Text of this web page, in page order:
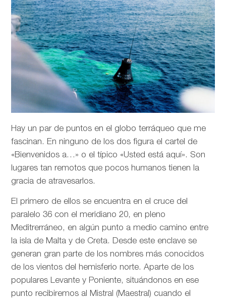
Hay un par de puntos en el globo terráqueo que me
fascinan. En ninguno de los dos figura el cartel de
«Bienvenidos a…» o el típico «Usted está aquí». Son
lugares tan remotos que pocos humanos tienen la
gracia de atravesarlos.
El primero de ellos se encuentra en el cruce del
paralelo 36 con el meridiano 20, en pleno
Meditrerráneo, en algún punto a medio camino entre
la isla de Malta y de Creta. Desde este enclave se
generan gran parte de los nombres más conocidos
de los vientos del hemisferio norte. Aparte de los
populares Levante y Poniente, situándonos en ese
punto recibiremos al Mistral (Maestral) cuando el